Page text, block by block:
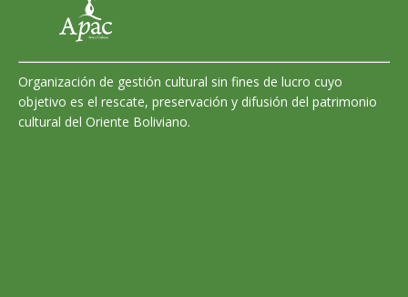
Organización de gestión cultural sin fines de lucro cuyo
objetivo es el rescate, preservación y difusión del patrimonio
cultural del Oriente Boliviano.